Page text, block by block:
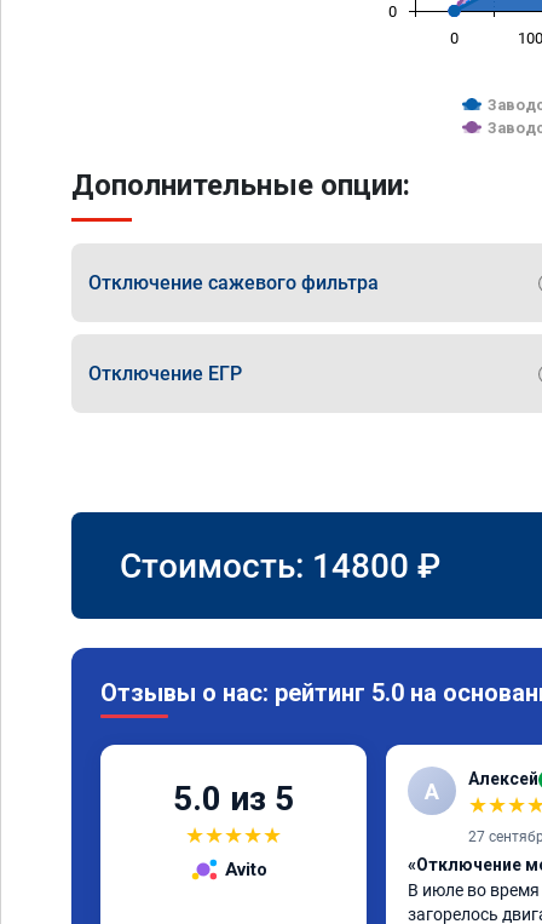
0
0
Дополнительные опции:
Отключение сажевого фильтра
Отключение ЕГР
Стоимость: 14800 ₽
Отзывы о нас: рейтинг 5.0 на
5.0 из 5
★★★★★
Avito
А Алексей
★★★
27
«Отключение
В июле во
загорелось